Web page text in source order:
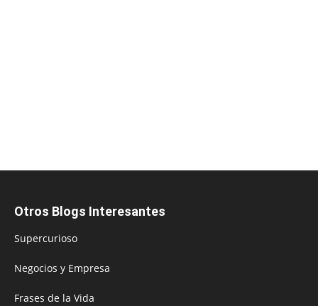
Otros Blogs Interesantes
Supercurioso
Negocios y Empresa
Frases de la Vida